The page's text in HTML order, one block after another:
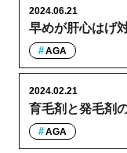
早めが肝心はげ
2024.06.21
AGA
育毛剤と発毛剤
2024.02.21
AGA